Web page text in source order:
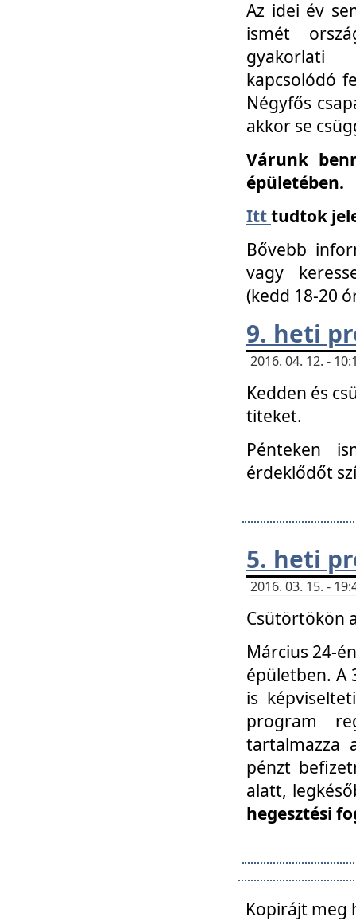
Az idei év
ismét
gyakorlati
kapcsolódó
Négyfős
akkor se
Várunk
épületében.
Itttudtok
Bővebb
vagy
(kedd 18-20
9. heti
2016. 04. 12. -
Kedden és
titeket.
Pénteken
érdeklődőt
5. heti
2016. 03. 15. -
Csütörtökön
Március 24-
épületben. A
is
program
tartalmazza
pénzt
alatt,
hegesztési
Kopirájt meg